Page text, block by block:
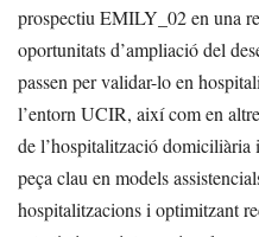
prospectiu EMILY_02 en una
oportunitats d’ampliació del
passen per validar-lo en
l’entorn UCIR, així com en
de l’hospitalització domiciliària
peça clau en models
hospitalitzacions i optimitzant